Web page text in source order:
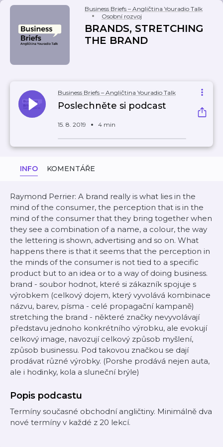
Business Briefs – Angličtina Youradio Talk
Osobní rozvoj
BRANDS, STRETCHING
THE BRAND
Business Briefs – Angličtina Youradio Talk
Poslechněte si podcast
15. 8. 2019 4 min
INFO KOMENTÁŘE
Raymond Perrier: A brand really is what lies in the
mind of the consumer, the perception that is in the
mind of the consumer that they bring together when
they see a combination of a name, a colour, the way
the lettering is shown, advertising and so on. What
happens there is that it seems that the perception in
the minds of the consumer is not tied to a specific
product but to an idea or to a way of doing business.
brand - soubor hodnot, které si zákazník spojuje s
výrobkem (celkový dojem, který vyvolává kombinace
názvu, barev, písma - celé propagační kampaně)
stretching the brand - některé značky nevyvolávají
představu jednoho konkrétního výrobku, ale evokují
celkový image, navozují celkový způsob myšlení,
způsob businessu. Pod takovou značkou se dají
prodávat různé výrobky. (Porshe prodává nejen auta,
ale i hodinky, kola a sluneční brýle)
Popis podcastu
Termíny současné obchodní angličtiny. Minimálně dva
nové termíny v každé z 20 lekcí.